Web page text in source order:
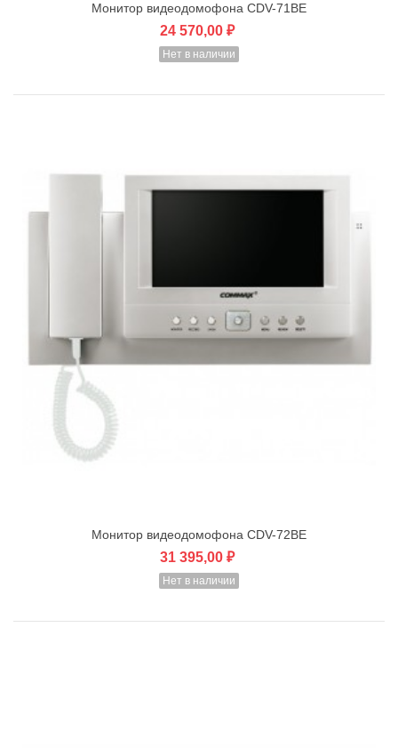
Монитор видеодомофона CDV-71BE
24 570,00 ₽
Нет в наличии
Монитор видеодомофона CDV-72BE
31 395,00 ₽
Нет в наличии